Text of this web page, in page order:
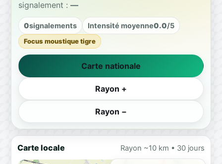
signalement : —
0signalements Intensité moyenne0.0/5
Focus moustique tigre
Carte nationale
Rayon +
Rayon −
Carte locale Rayon ~10 km • 30 jours